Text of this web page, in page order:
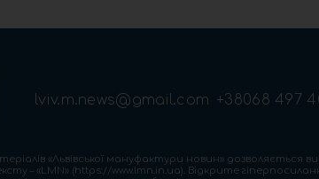
lviv.m.news@gmail.com +38068 497
«Львівської мануфактури новин» дозволяється
– «LMN» (https://www.lmn.in.ua). Відкрите